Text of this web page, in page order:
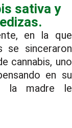
sativa y
en la que
se sinceraron
cannabis, uno
en su
la madre le